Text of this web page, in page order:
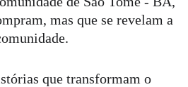
mas que se revelam a
que transformam o